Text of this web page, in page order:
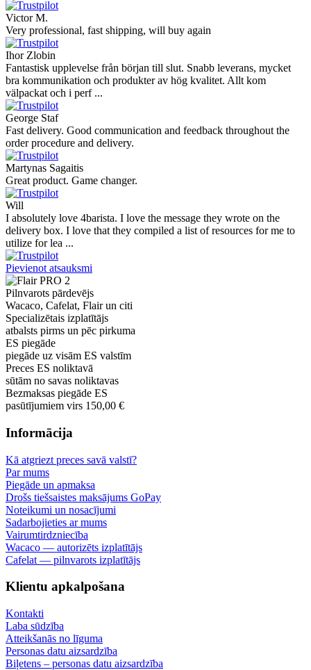
Victor M.
Very professional, fast shipping, will buy again
Ihor Zlobin
Fantastisk upplevelse från början till slut. Snabb leverans, mycket
bra kommunikation och produkter av hög kvalitet. Allt kom
välpackat och i perf ...
George Staf
Fast delivery. Good communication and feedback throughout the
order procedure and delivery.
Martynas Sagaitis
Great product. Game changer.
Will
I absolutely love 4barista. I love the message they wrote on the
delivery box. I love that they compiled a list of resources for me to
utilize for lea ...
Pievienot atsauksmi
Pilnvarots pārdevējs
Wacaco, Cafelat, Flair un citi
Specializētais izplatītājs
atbalsts pirms un pēc pirkuma
ES piegāde
piegāde uz visām ES valstīm
Preces ES noliktavā
sūtām no savas noliktavas
Bezmaksas piegāde ES
pasūtījumiem virs 150,00 €
Informācija
Kā atgriezt preces savā valstī?
Par mums
Piegāde un apmaksa
Drošs tiešsaistes maksājums GoPay
Noteikumi un nosacījumi
Sadarbojieties ar mums
Vairumtirdzniecība
Wacaco — autorizēts izplatītājs
Cafelat — pilnvarots izplatītājs
Klientu apkalpošana
Kontakti
Laba sūdzība
Atteikšanās no līguma
Personas datu aizsardzība
Biļetens – personas datu aizsardzība